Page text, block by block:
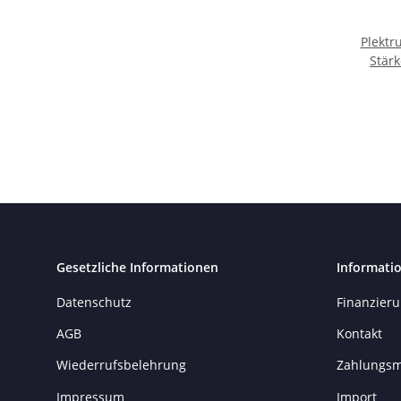
Gesetzliche Informationen
Datenschutz
AGB
Wiederrufsbelehrung
Impressum
Kontakt
Import